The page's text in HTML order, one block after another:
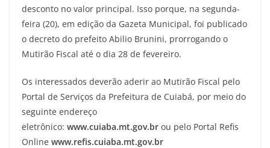
desconto no valor principal. Isso porque, na segunda-
feira (20), em edição da Gazeta Municipal, foi publicado
o decreto do prefeito Abilio Brunini, prorrogando o
Mutirão Fiscal até o dia 28 de fevereiro.
Os interessados deverão aderir ao Mutirão Fiscal pelo
Portal de Serviços da Prefeitura de Cuiabá, por meio do
seguinte endereço
eletrônico: www.cuiaba.mt.gov.br ou pelo Portal Refis
Online www.refis.cuiaba.mt.gov.br